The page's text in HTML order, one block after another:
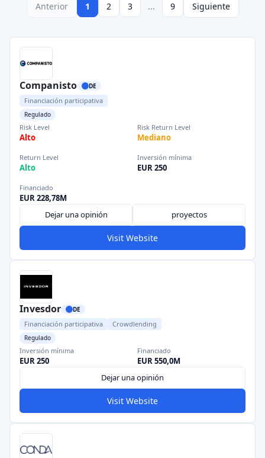
Anterior
1 2 3 ... 9 Siguiente
Companisto DE
Financiación participativa
Regulado
Risk Level
Alto
Risk Return Level
Mediano
Return Level
Alto
Inversión mínima
EUR 250
Financiado
EUR 228,78M
Dejar una opinión
proyectos
Visit Website
Invesdor DE
Financiación participativa Crowdlending
Regulado
Inversión mínima
EUR 250
Financiado
EUR 550,0M
Dejar una opinión
Visit Website